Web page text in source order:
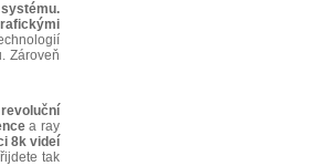
Zároveň
revoluční
a ray
8k videí
tak